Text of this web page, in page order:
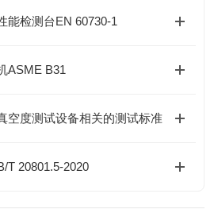
能检测台EN 60730-1
ASME B31
空度测试设备相关的测试标准
T 20801.5-2020